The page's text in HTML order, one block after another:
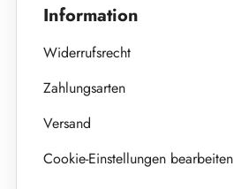
Information
Widerrufsrecht
Zahlungsarten
Versand
Cookie-Einstellungen bearbeiten